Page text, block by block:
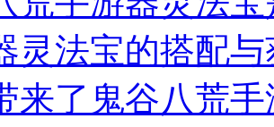
灵法宝的搭配
来了鬼谷八荒